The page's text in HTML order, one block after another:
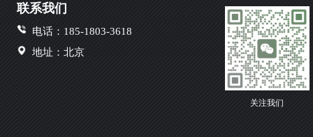
联系我们
电话：185-1803-3618
地址：北京
关注我们